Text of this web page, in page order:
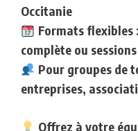
Occitanie
Formats flexibles
complète ou
Pour groupes de
entreprises,
Offrez à votre